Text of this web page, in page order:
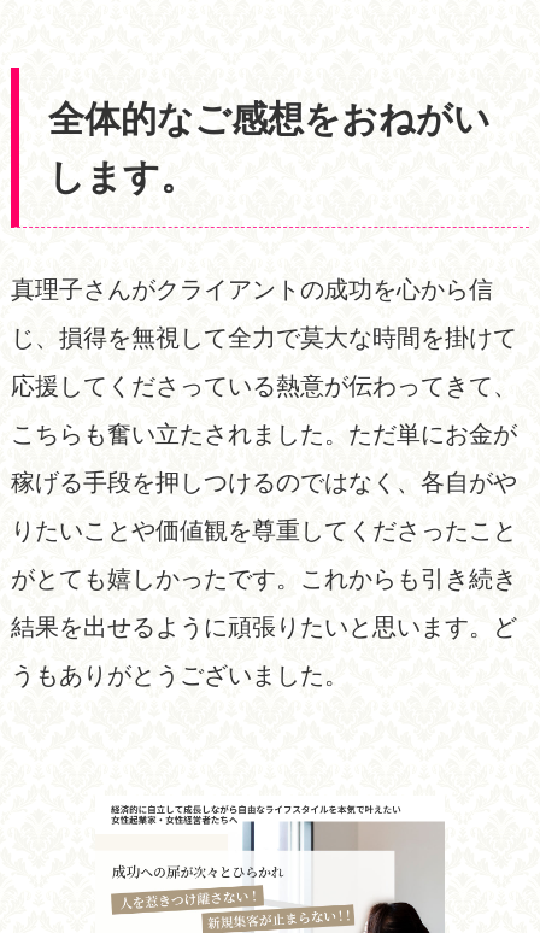
全体的なご感想をおねがい
します。
真理子さんがクライアントの成功を心から信
じ、損得を無視して全力で莫大な時間を掛けて
応援してくださっている熱意が伝わってきて、
こちらも奮い立たされました。ただ単にお金が
稼げる手段を押しつけるのではなく、各自がや
りたいことや価値観を尊重してくださったこと
がとても嬉しかったです。これからも引き続き
結果を出せるように頑張りたいと思います。ど
うもありがとうございました。